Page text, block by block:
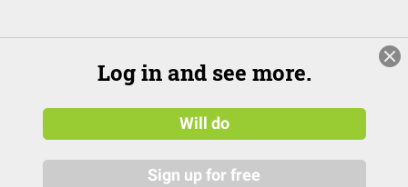
Log in and see more.
Will do
Sign up for free